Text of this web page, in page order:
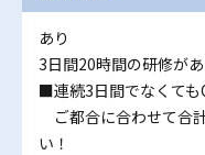
あり
3日間20時間の研修があ
■連続3日間でなくても
ご都合に合わせて合
い！